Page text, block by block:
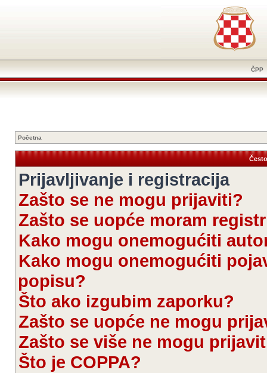
ČPP
Početna
Prijavljivanje i registracija
Zašto se ne mogu prijaviti?
Zašto se uopće moram
Kako mogu onemogućiti
Kako mogu onemogućiti
popisu?
Što ako izgubim zaporku?
Zašto se uopće ne mogu
Zašto se više ne mogu
Što je COPPA?